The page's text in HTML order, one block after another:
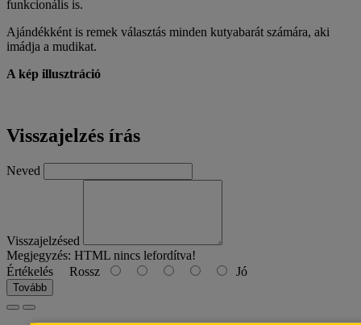
funkcionális is.
Ajándékként is remek választás minden kutyabarát számára, aki
imádja a mudikat.
A kép illusztráció
Visszajelzés írás
Neved
Visszajelzésed
Megjegyzés: HTML nincs lefordítva!
Értékelés Rossz Jó
Tovább